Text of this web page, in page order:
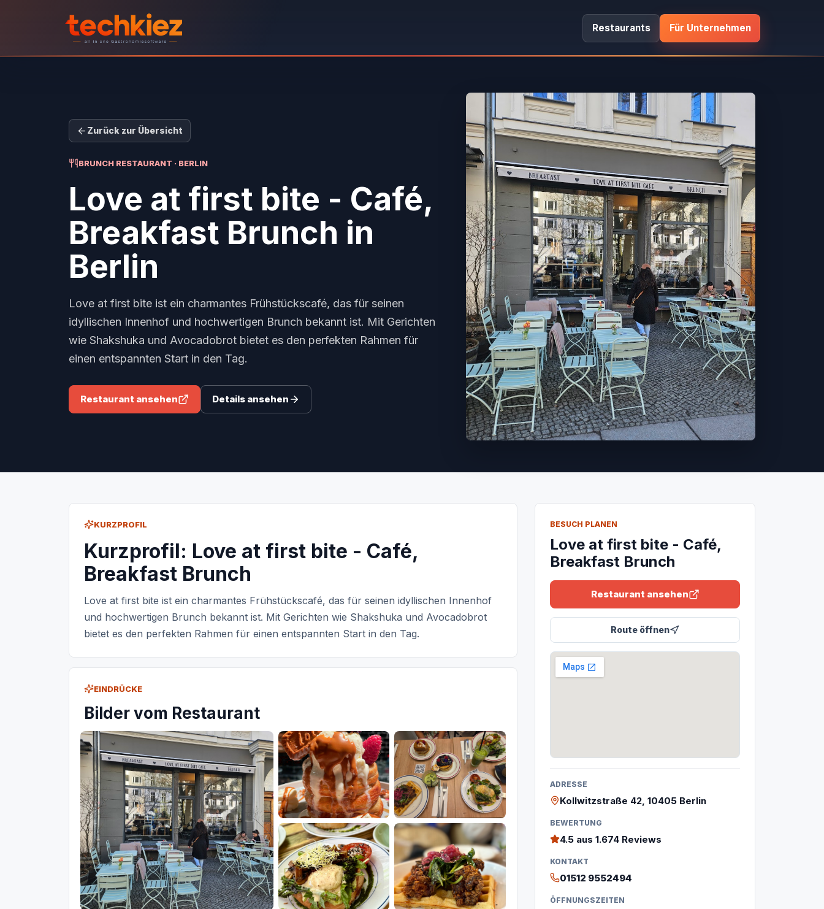
Restaurants Für Unternehmen
Zurück zur Übersicht
BRUNCH RESTAURANT · BERLIN
Love at first bite - Café,
Breakfast Brunch in
Berlin
Love at first bite ist ein charmantes Frühstückscafé, das für seinen
idyllischen Innenhof und hochwertigen Brunch bekannt ist. Mit Gerichten
wie Shakshuka und Avocadobrot bietet es den perfekten Rahmen für
einen entspannten Start in den Tag.
Restaurant ansehen Details ansehen
KURZPROFIL
Kurzprofil: Love at first bite - Café,
Breakfast Brunch
Love at first bite ist ein charmantes Frühstückscafé, das für seinen idyllischen Innenhof
und hochwertigen Brunch bekannt ist. Mit Gerichten wie Shakshuka und Avocadobrot
bietet es den perfekten Rahmen für einen entspannten Start in den Tag.
EINDRÜCKE
Bilder vom Restaurant
BESUCH PLANEN
Love at first bite - Café,
Breakfast Brunch
Restaurant ansehen
Route öffnen
ADRESSE
Kollwitzstraße 42, 10405 Berlin
BEWERTUNG
4.5 aus 1.674 Reviews
KONTAKT
01512 9552494
ÖFFNUNGSZEITEN